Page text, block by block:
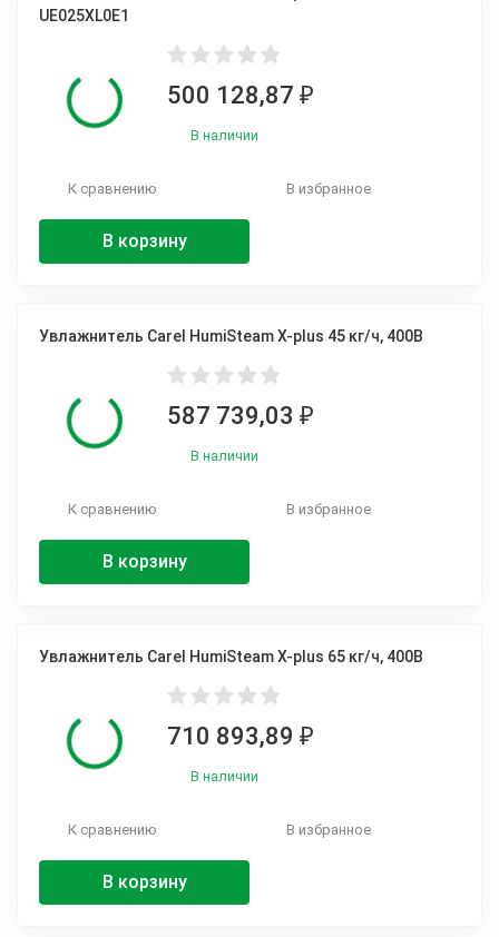
UE025XL0E1
500 128,87 ₽
В наличии
К сравнению В избранное
В корзину
Увлажнитель Carel HumiSteam X-plus 45 кг/ч, 400В
587 739,03 ₽
В наличии
К сравнению В избранное
В корзину
Увлажнитель Carel HumiSteam X-plus 65 кг/ч, 400В
710 893,89 ₽
В наличии
К сравнению В избранное
В корзину